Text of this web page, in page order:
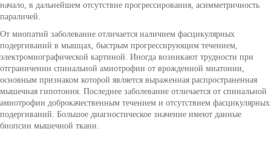
начало, в дальнейшем отсутствие прогрессирования, асимметричность
параличей.
От миопатий заболевание отличается наличием фасцикулярных
подергиваний в мышцах, быстрым прогрессирующим течением,
электромиографической картиной. Иногда возникают трудности при
отграничении спинальной амиотрофии от врожденной миатонии,
основным признаком которой является выраженная распространенная
мышечная гипотония. Последнее заболевание отличается от спинальной
амиотрофии доброкачественным течением и отсутствием фасцикулярных
подергиваний. Большое диагностическое значение имеют данные
биопсии мышечной ткани.